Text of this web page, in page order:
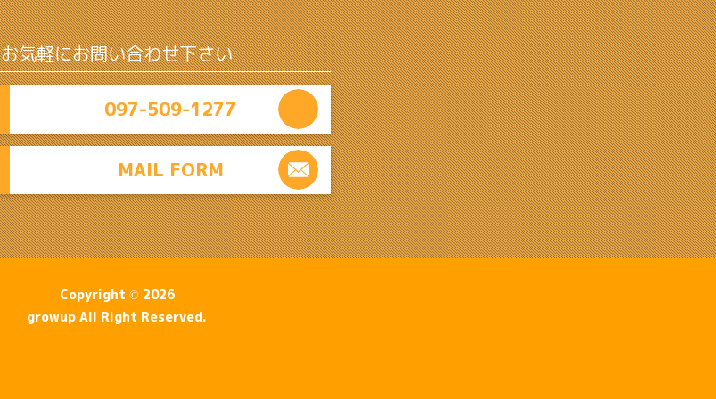
お気軽にお問い合わせ下さい
097-509-1277
MAIL FORM
Copyright © 2026
growup All Right Reserved.